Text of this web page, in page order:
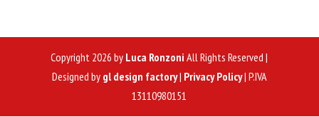
Copyright 2026 by Luca Ronzoni All Rights Reserved |
Designed by gl design factory| Privacy Policy| P.IVA
13110980151